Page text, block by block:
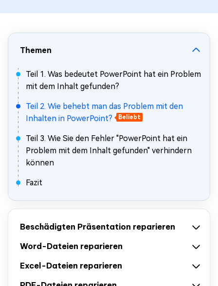
Themen
Teil 1. Was bedeutet PowerPoint hat ein Problem
mit dem Inhalt gefunden?
Teil 2. Wie behebt man das Problem mit den
Inhalten in PowerPoint?
Beliebt
Teil 3. Wie Sie den Fehler "PowerPoint hat ein
Problem mit dem Inhalt gefunden" verhindern
können
Fazit
Beschädigten Präsentation reparieren
Word-Dateien reparieren
Excel-Dateien reparieren